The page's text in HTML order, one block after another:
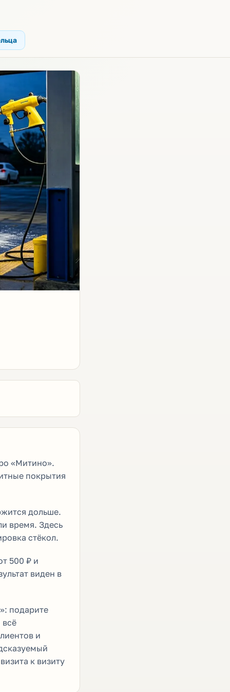
«Митино».
покрытия
дольше.
время. Здесь
стёкол.
500 ₽ и
виден в
подарите
и
к визиту